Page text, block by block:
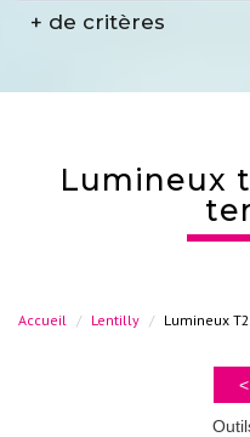
+ de critères
lumineux t2 avec grande
Accueil Lentilly Lumineux